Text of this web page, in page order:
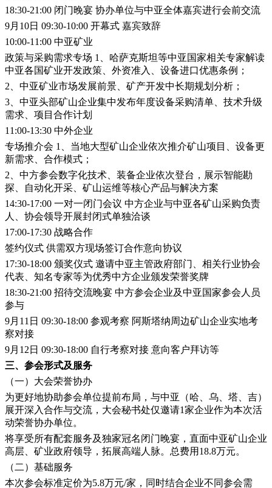
18:30-21:00 闭门晚宴 协办单位与中亚全体嘉宾进行会前交流
9月10日 09:30-10:00 开幕式 嘉宾致辞
10:00-11:00 中亚矿业
政策与采购需求专场 1、哈萨克斯坦等中亚国家相关专家解读
中亚各国矿业开发政策、外资准入、设备进口优惠条例；
2、中亚矿业市场发展前景、矿产开发中长期规划分析；
3、中亚头部矿山企业集中发布年度设备采购清单、技术升级
需求、项目合作计划
11:00-13:30 中外企业
专场推介会 1、当地大型矿山企业依次推介矿山项目、设备更
新需求、合作模式；
2、中方参会数字化技术、装备企业依次登台，展示智能勘
探、自动化开采、矿山运维等核心产品与解决方案
14:30-17:00 一对一闭门会议 中方企业与中亚各矿山采购负责
人、协会领导开展封闭式单独洽谈
17:00-17:30 战略合作
签约仪式 供需双方现场签订合作意向协议
17:30-18:00 颁奖仪式 邀请中亚主管政府部门、相关行业协会
代表、知名专家等为优秀中方企业颁发荣誉奖牌
18:30-21:00 招待交流晚宴 中方参会企业及中亚国家参会人员
参与
9月11日 09:30-18:00 参观考察 阿斯塔纳周边矿山企业实地考
察对接
9月12日 09:30-18:00 自行考察对接 意向客户拜访等
三、参会形式及服务
（一）大会荣誉协办
为更好地协助参会单位提前布局，与中亚（哈、乌、塔、吉）
展开深入合作与交流，大会秘书处仅邀请1家企业作为本次活
动荣誉协办单位。
将享受所有配套服务及独家冠名闭门晚宴，直面中亚矿山企业
高层、矿业政府领导，拓展高端人脉。总费用18.8万元。
（二）基础服务
本次参会标准定价为5.8万元/家，同时结合企业不同参会需